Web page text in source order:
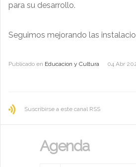
para su desarrollo.
Seguimos mejorando las
Publicado en Educacion y Cultura 04 Abr
Suscribirse a este canal RSS
Agenda